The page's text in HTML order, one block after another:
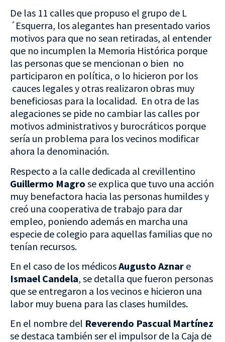
De las 11 calles que propuso el grupo de L
´Esquerra, los alegantes han presentado varios
motivos para que no sean retiradas, al entender
que no incumplen la Memoria Histórica porque
las personas que se mencionan o bien no
participaron en política, o lo hicieron por los
cauces legales y otras realizaron obras muy
beneficiosas para la localidad. En otra de las
alegaciones se pide no cambiar las calles por
motivos administrativos y burocráticos porque
sería un problema para los vecinos modificar
ahora la denominación.
Respecto a la calle dedicada al crevillentino
Guillermo Magro se explica que tuvo una acción
muy benefactora hacia las personas humildes y
creó una cooperativa de trabajo para dar
empleo, poniendo además en marcha una
especie de colegio para aquellas familias que no
tenían recursos.
En el caso de los médicosAugusto Aznar e
Ismael Candela, se detalla que fueron personas
que se entregaron a los vecinos e hicieron una
labor muy buena para las clases humildes.
En el nombre del Reverendo Pascual Martínez
se destaca también ser el impulsor de la Caja de